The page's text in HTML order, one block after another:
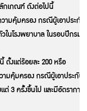
กเกณฑ์ ดังต่อไปนี้
ามคุ้มครอง กรณีผู้เอาประกั
นโรงพยาบาล ในรอบปีกร
แต่ร้อยละ 200 หรือ
มคุ้มครอง กรณีผู้เอาประกัน
3 ครั้งขึ้นไป และมีอัตรากา